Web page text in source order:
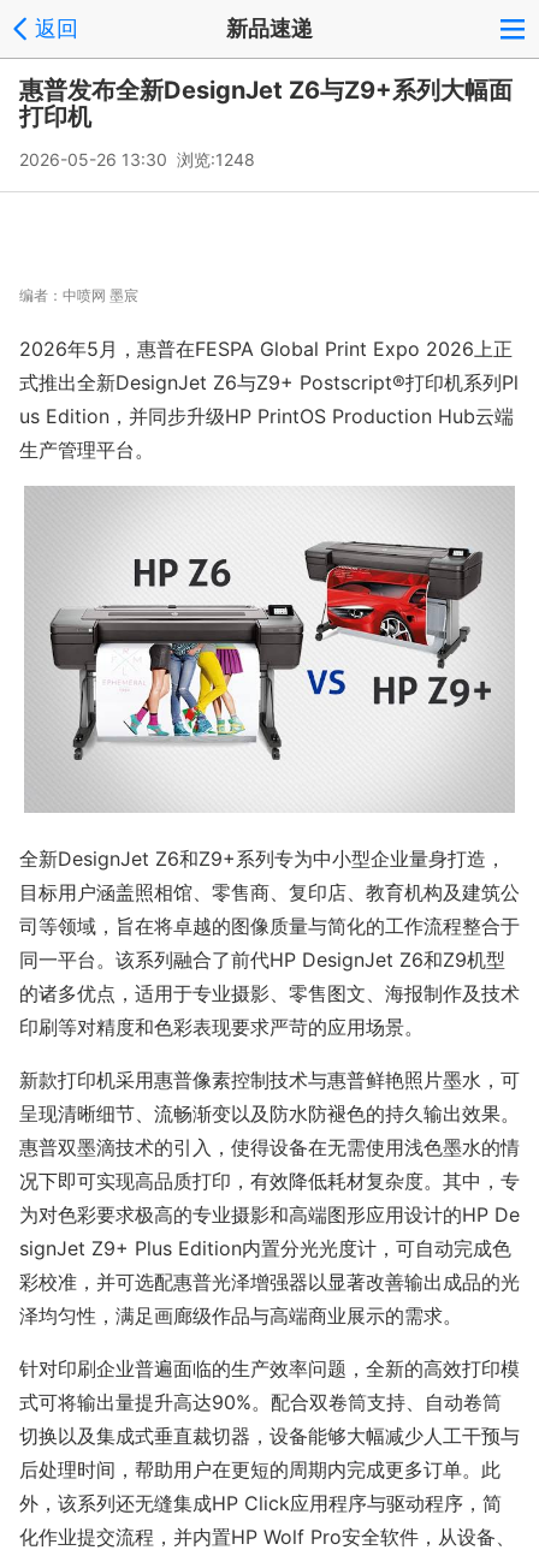
返回 新品速递
惠普发布全新DesignJet Z6与Z9+系列大幅面
打印机
2026-05-26 13:30 浏览:1248
编者： 中喷网 墨宸
2026年5月，惠普在FESPA Global Print Expo 2026上正
式推出全新DesignJet Z6与Z9+ Postscript®打印机系列Pl
us Edition，并同步升级HP PrintOS Production Hub云端
生产管理平台。
全新DesignJet Z6和Z9+系列专为中小型企业量身打造，
目标用户涵盖照相馆、零售商、复印店、教育机构及建筑公
司等领域，旨在将卓越的图像质量与简化的工作流程整合于
同一平台。该系列融合了前代HP DesignJet Z6和Z9机型
的诸多优点，适用于专业摄影、零售图文、海报制作及技术
印刷等对精度和色彩表现要求严苛的应用场景。
新款打印机采用惠普像素控制技术与惠普鲜艳照片墨水，可
呈现清晰细节、流畅渐变以及防水防褪色的持久输出效果。
惠普双墨滴技术的引入，使得设备在无需使用浅色墨水的情
况下即可实现高品质打印，有效降低耗材复杂度。其中，专
为对色彩要求极高的专业摄影和高端图形应用设计的HP De
signJet Z9+ Plus Edition内置分光光度计，可自动完成色
彩校准，并可选配惠普光泽增强器以显著改善输出成品的光
泽均匀性，满足画廊级作品与高端商业展示的需求。
针对印刷企业普遍面临的生产效率问题，全新的高效打印模
式可将输出量提升高达90%。配合双卷筒支持、自动卷筒
切换以及集成式垂直裁切器，设备能够大幅减少人工干预与
后处理时间，帮助用户在更短的周期内完成更多订单。此
外，该系列还无缝集成HP Click应用程序与驱动程序，简
化作业提交流程，并内置HP Wolf Pro安全软件，从设备、